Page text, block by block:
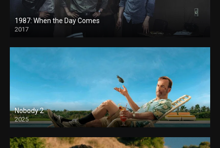
1987: When the Day Comes
2017
Nobody 2
2025